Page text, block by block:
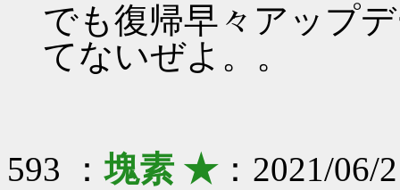
でも復帰早々アップ
てないぜよ。。
593 ：塊素 ★：2021/06/